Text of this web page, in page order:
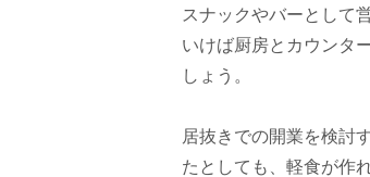
スナックやバーとして
いけば厨房とカウンタ
しょう。
居抜きでの開業を検討
たとしても、軽食が作